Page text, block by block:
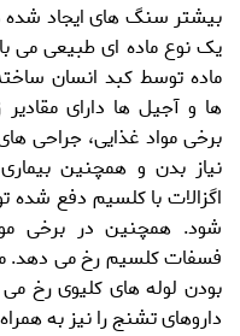
بیشتر سنگهای ایجاد شده
یک نوع ماده ای طبیعی می
ماده توسط کبد انسان
ها و آجیل ها دارای مقادیر
نیاز بدن و همچنین
اگزالات با کلسیم دفع شده
شود. همچنین در برخی
فسفات کلسیم رخ می دهد.
بودن لوله های کلیوی رخ
داروهای تشنج را نیز به